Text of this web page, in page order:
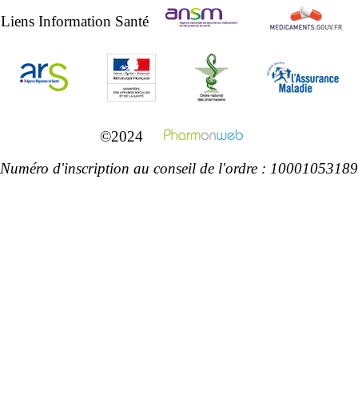
Liens Information Santé
©2024
Numéro d'inscription au conseil de l'ordre : 10001053189